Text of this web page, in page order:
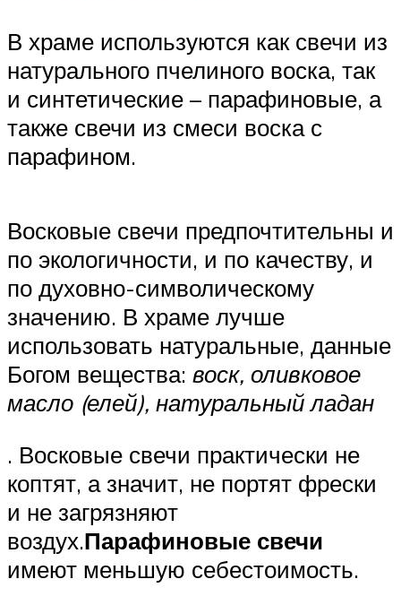
В храме используются как свечи из
натурального пчелиного воска, так
и синтетические – парафиновые, а
также свечи из смеси воска с
парафином.
Восковые свечи предпочтительны и
по экологичности, и по качеству, и
по духовно-символическому
значению. В храме лучше
использовать натуральные, данные
Богом вещества: воск, оливковое
масло (елей), натуральный ладан
. Восковые свечи практически не
коптят, а значит, не портят фрески
и не загрязняют
воздух.Парафиновые свечи
имеют меньшую себестоимость.